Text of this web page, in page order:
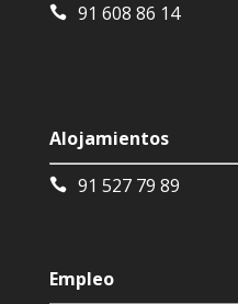
91 608 86 14
Alojamientos
91 527 79 89
Empleo